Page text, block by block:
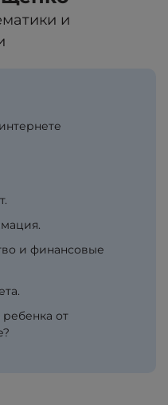
и
и финансовые
от